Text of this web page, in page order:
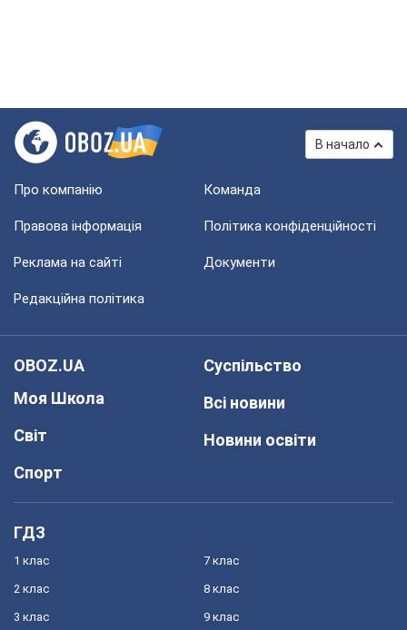
В начало
Про компанію Команда
Правова інформація Політика конфіденційності
Реклама на сайті Документи
Редакційна політика
OBOZ.UA
Моя Школа
Світ
Спорт
Суспільство
Всі новини
Новини освіти
ГДЗ
1 клас
2 клас
3 клас
7 клас
8 клас
9 клас